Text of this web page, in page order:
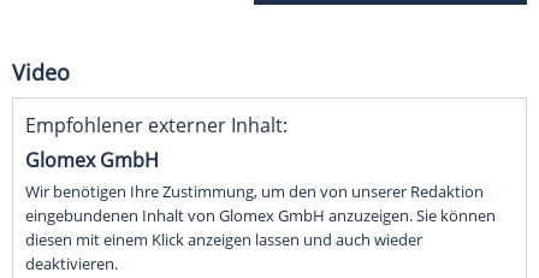
Video
Empfohlener externer Inhalt:
Glomex GmbH
Wir benötigen Ihre Zustimmung, um den von unserer Redaktion
eingebundenen Inhalt von Glomex GmbH anzuzeigen. Sie können
diesen mit einem Klick anzeigen lassen und auch wieder
deaktivieren.